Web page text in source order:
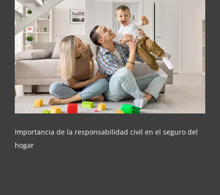
Importancia de la responsabilidad civil en el
seguro del hogar
Importancia de la responsabilidad civil en el seguro del
hogar